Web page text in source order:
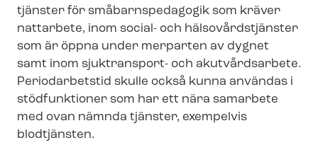
tjänster för småbarnspedagogik som kräver
nattarbete, inom social- och häl­so­vårds­tjäns­ter
som är öppna under merparten av dygnet
samt inom sjuktransport- och akutvårdsarbete.
Periodarbetstid skulle också kunna användas i
stödfunktioner som har ett nära samarbete
med ovan nämnda tjänster, exempelvis
blodtjänsten.